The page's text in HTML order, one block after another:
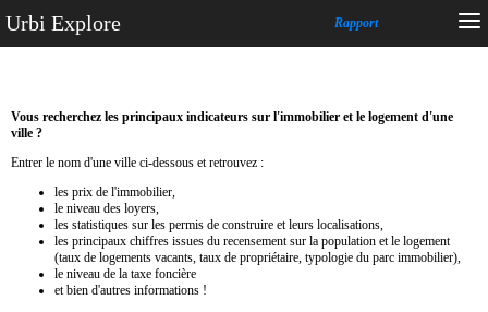
Urbi Explore Rapport
Vous recherchez les principaux indicateurs sur l'immobilier et le logement d'une
ville ?
Entrer le nom d'une ville ci-dessous et retrouvez :
les prix de l'immobilier,
le niveau des loyers,
les statistiques sur les permis de construire et leurs localisations,
les principaux chiffres issues du recensement sur la population et le logement
(taux de logements vacants, taux de propriétaire, typologie du parc immobilier),
le niveau de la taxe foncière
et bien d'autres informations !